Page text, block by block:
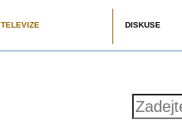
TELEVIZE DISKUSE